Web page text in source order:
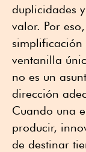
duplicidades
valor. Por
simplificación
ventanilla
no es un
dirección
Cuando una
producir,
de destinar